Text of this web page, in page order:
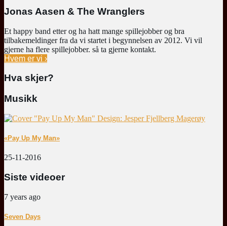
Jonas Aasen & The Wranglers
Et happy band etter og ha hatt mange spillejobber og bra
tilbakemeldinger fra da vi startet i begynnelsen av 2012. Vi vil
gjerne ha flere spillejobber. så ta gjerne kontakt.
Hvem er vi ›
Hva skjer?
Musikk
«Pay Up My Man»
25-11-2016
Siste videoer
7 years ago
Seven Days